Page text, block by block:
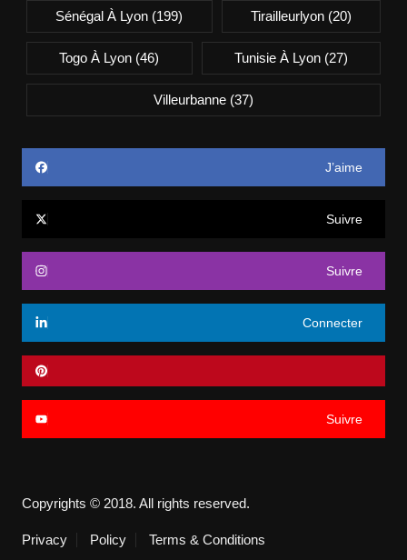
Sénégal À Lyon (199) Tirailleurlyon(20)
Togo À Lyon (46) Tunisie À Lyon(27)
Villeurbanne(37)
J’aime
Suivre
Suivre
Connecter
Suivre
Copyrights © 2018. All rights reserved.
Privacy Policy Terms & Conditions